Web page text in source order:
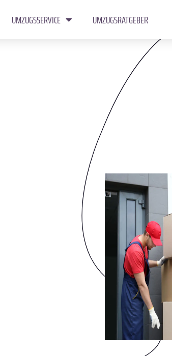
UMZUGSSERVICE UMZUGSRATGEBER